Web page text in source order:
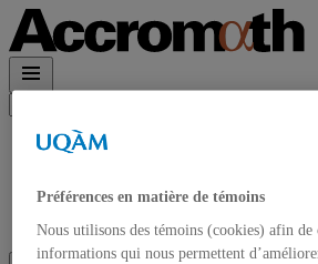
Accueil
Contact et Abonnements
Abonnement à l’infolettre
Préférences en matière de témoins
Nous utilisons des témoins (cookies) afin de
informations qui nous permettent